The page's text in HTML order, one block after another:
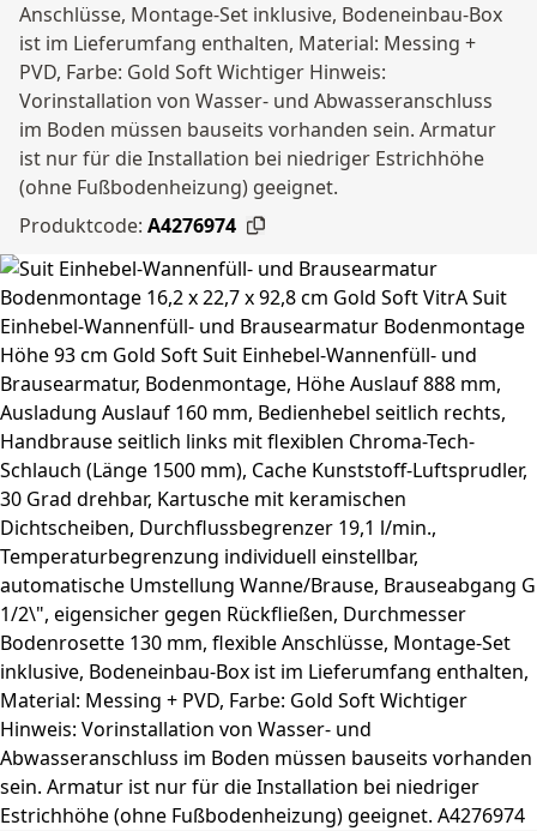
Anschlüsse, Montage-Set inklusive, Bodeneinbau-Box
ist im Lieferumfang enthalten, Material: Messing +
PVD, Farbe: Gold Soft Wichtiger Hinweis:
Vorinstallation von Wasser- und Abwasseranschluss
im Boden müssen bauseits vorhanden sein. Armatur
ist nur für die Installation bei niedriger Estrichhöhe
(ohne Fußbodenheizung) geeignet.
Produktcode: A4276974